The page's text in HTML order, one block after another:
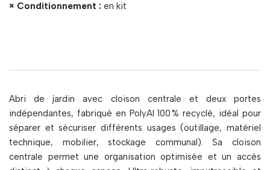
× Conditionnement : en kit
Abri de jardin avec cloison centrale et deux portes
indépendantes, fabriqué en PolyAl 100 % recyclé, idéal pour
séparer et sécuriser différents usages (outillage, matériel
technique, mobilier, stockage communal). Sa cloison
centrale permet une organisation optimisée et un accès